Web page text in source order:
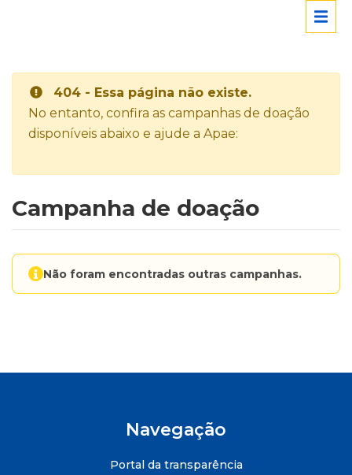
404 - Essa página não existe.
No entanto, confira as campanhas de doação
disponíveis abaixo e ajude a Apae:
Campanha de doação
Não foram encontradas outras campanhas.
Navegação
Portal da transparência